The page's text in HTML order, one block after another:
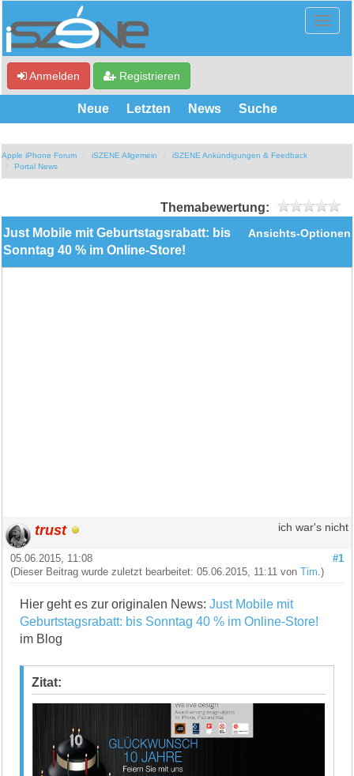
Anmelden Registrieren
Neue Letzten News Suche
Apple iPhone Forum iSZENE Allgemein
iSZENE Ankündigungen & Feedback
Portal News
Themabewertung:
Ansichts-Optionen
Just Mobile mit Geburtstagsrabatt: bis
Sonntag 40 % im Online-Store!
trust ich war's nicht
#1
05.06.2015, 11:08
(Dieser Beitrag wurde zuletzt bearbeitet: 05.06.2015, 11:11 vonTim .)
Hier geht es zur originalen News:Just Mobile mit
Geburtstagsrabatt: bis Sonntag 40 % im Online-Store!
im Blog
Zitat: